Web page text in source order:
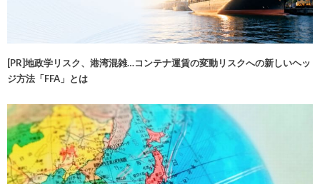
[PR]地政学リスク、港湾混雑…コンテナ運賃の変動リスクへの新しいヘッ
ジ方法「FFA」とは